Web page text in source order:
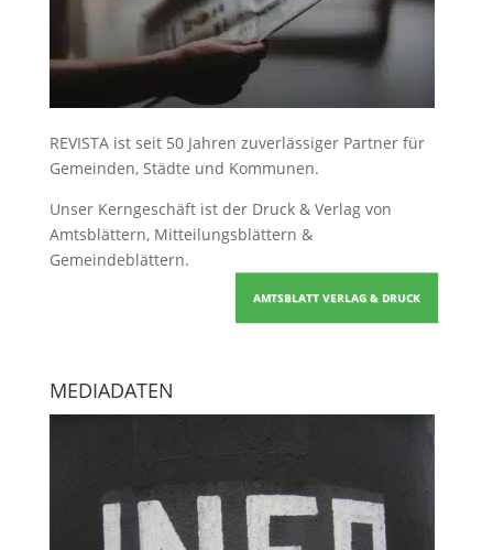
REVISTA ist seit 50 Jahren zuverlässiger Partner für
Gemeinden, Städte und Kommunen.
Unser Kerngeschäft ist der Druck & Verlag von
Amtsblättern, Mitteilungsblättern &
Gemeindeblättern.
AMTSBLATT VERLAG & DRUCK
MEDIADATEN